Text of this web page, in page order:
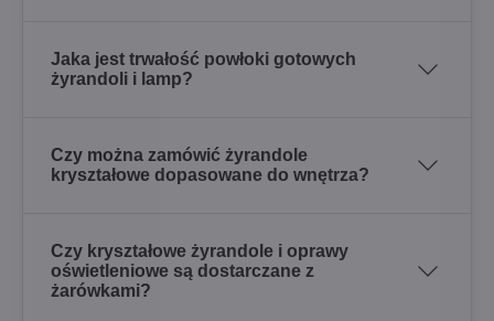
Jaka jest trwałość powłoki gotowych
żyrandoli i lamp?
Czy można zamówić żyrandole
kryształowe dopasowane do wnętrza?
Czy kryształowe żyrandole i oprawy
oświetleniowe są dostarczane z
żarówkami?